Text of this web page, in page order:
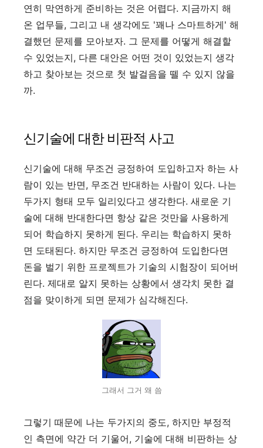
연히 막연하게 준비하는 것은 어렵다. 지금까지 해
온 업무들, 그리고 내 생각에도 '꽤나 스마트하게' 해
결했던 문제를 모아보자. 그 문제를 어떻게 해결할
수 있었는지, 다른 대안은 어떤 것이 있었는지 생각
하고 찾아보는 것으로 첫 발걸음을 뗄 수 있지 않을
까.
신기술에 대한 비판적 사고
신기술에 대해 무조건 긍정하여 도입하고자 하는 사
람이 있는 반면, 무조건 반대하는 사람이 있다. 나는
두가지 형태 모두 일리있다고 생각한다. 새로운 기
술에 대해 반대한다면 항상 같은 것만을 사용하게
되어 학습하지 못하게 된다. 우리는 학습하지 못하
면 도태된다. 하지만 무조건 긍정하여 도입한다면
돈을 벌기 위한 프로젝트가 기술의 시험장이 되어버
린다. 제대로 알지 못하는 상황에서 생각치 못한 결
점을 맞이하게 되면 문제가 심각해진다.
그래서 그거 왜 씀
그렇기 때문에 나는 두가지의 중도, 하지만 부정적
인 측면에 약간 더 기울어, 기술에 대해 비판하는 상